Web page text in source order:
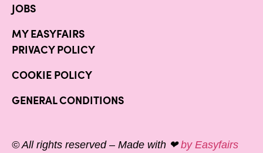
JOBS
MY EASYFAIRS
PRIVACY POLICY
COOKIE POLICY
GENERAL CONDITIONS
© All rights reserved – Made with ❤by Easyfairs